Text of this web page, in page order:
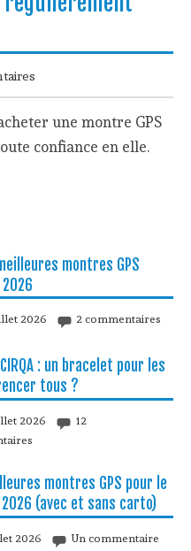
une montre GPS
confiance en elle.
montres GPS
2026 2 commentaires
: un bracelet pour les
tous ?
2026
12
montres GPS pour le
(avec et sans carto)
2026 Un commentaire